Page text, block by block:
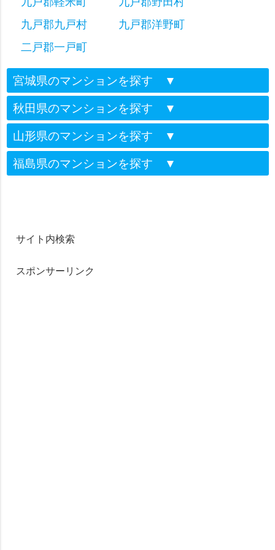
九戸郡九戸村
九戸郡洋野町
二戸郡一戸町
宮城県のマンションを探す ▼
秋田県のマンションを探す ▼
山形県のマンションを探す ▼
福島県のマンションを探す ▼
サイト内検索
スポンサーリンク